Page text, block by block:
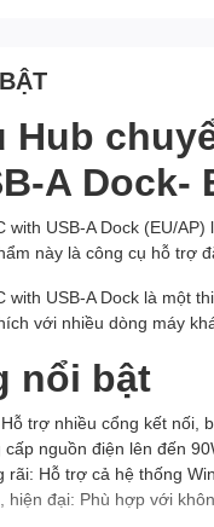
Hub
A Dock-
with USB-A Dock (EU/
này là công cụ hỗ trợ
with USB-A Dock là một
với nhiều dòng máy
nổi bật
trợ nhiều cổng kết nối,
nguồn điện lên đến
Hỗ trợ cả hệ thống
hiện đại: Phù hợp với